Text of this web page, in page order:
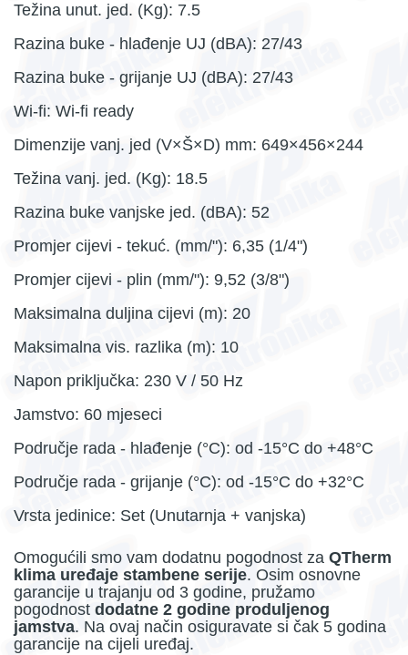
Težina unut. jed. (Kg): 7.5
Razina buke - hlađenje UJ (dBA): 27/43
Razina buke - grijanje UJ (dBA): 27/43
Wi-fi: Wi-fi ready
Dimenzije vanj. jed (V×Š×D) mm: 649×456×244
Težina vanj. jed. (Kg): 18.5
Razina buke vanjske jed. (dBA): 52
Promjer cijevi - tekuć. (mm/"): 6,35 (1/4")
Promjer cijevi - plin (mm/"): 9,52 (3/8")
Maksimalna duljina cijevi (m): 20
Maksimalna vis. razlika (m): 10
Napon priključka: 230 V / 50 Hz
Jamstvo: 60 mjeseci
Područje rada - hlađenje (°C): od -15°C do +48°C
Područje rada - grijanje (°C): od -15°C do +32°C
Vrsta jedinice: Set (Unutarnja + vanjska)
Omogućili smo vam dodatnu pogodnost za QTherm
klima uređaje stambene serije. Osim osnovne
garancije u trajanju od 3 godine, pružamo
pogodnost dodatne 2 godine produljenog
jamstva. Na ovaj način osiguravate si čak 5 godina
garancije na cijeli uređaj.